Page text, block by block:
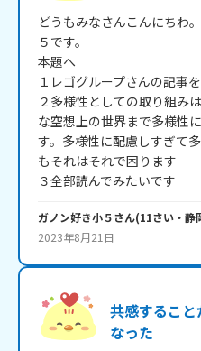
どうもみなさんこんにちわ
５です。
本題へ
１レゴグループさんの記事
２多様性としての取り組み
な空想上の世界まで多様性
す。多様性に配慮しすぎて
もそれはそれで困ります
３全部読んでみたいです
ガノン好き小５さん(11さい・ 静
2023年8月21日
共感するこ
なった